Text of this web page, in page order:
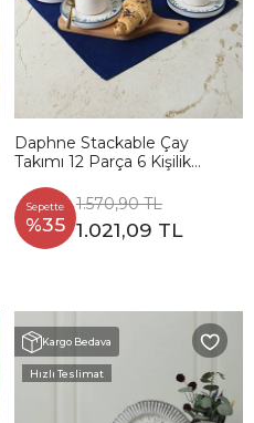
Daphne Stackable Çay
Takımı 12 Parça 6 Kişilik
Sepette
%35
1.570,90 TL
1.021,09 TL
Kargo Bedava
Hızlı Teslimat